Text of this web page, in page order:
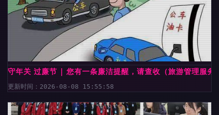
守年关 过廉节 | 您有一条廉洁提醒，请查收（旅游管理服务
更新时间：2026-08-08 15:55:58